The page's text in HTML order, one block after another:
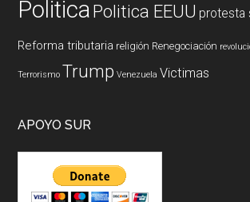
PoliticaPolitica EEUU protesta
Reforma tributaria religión Renegociación
Terrorismo Trump Venezuela Victimas
APOYO SUR